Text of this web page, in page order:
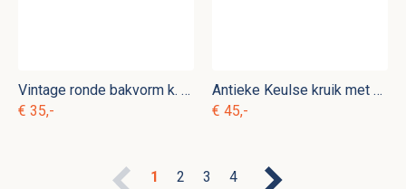
Vintage ronde bakvorm k. p 21
€ 35,-
Antieke Keulse kruik met oor k. kk 3
€ 45,-
1 2 3 4